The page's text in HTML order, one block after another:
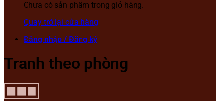
Chưa có sản phẩm trong giỏ hàng.
Quay trở lại cửa hàng
Đăng nhập / Đăng ký
Tranh theo phòng